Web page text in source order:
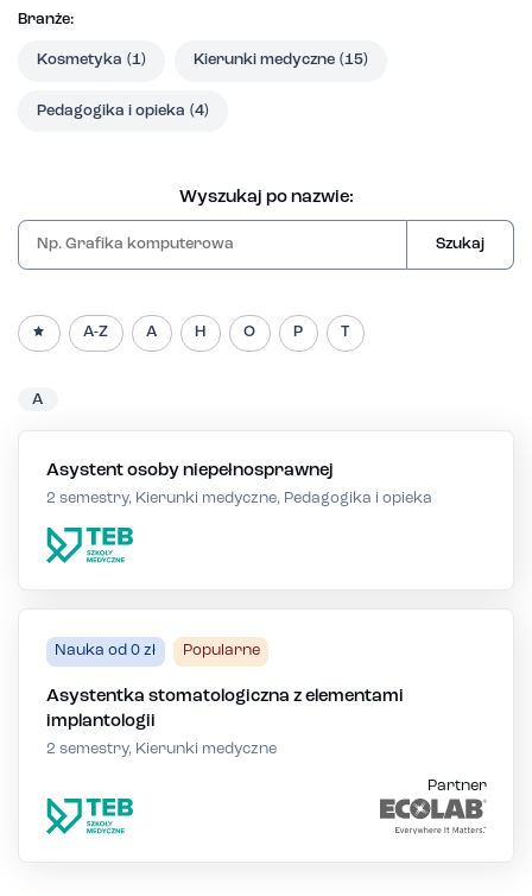
Branże:
Kosmetyka (1) Kierunki medyczne (15)
Pedagogika i opieka (4)
Wyszukaj po nazwie:
Szukaj
A
Asystent osoby niepełnosprawnej
2 semestry, Kierunki medyczne, Pedagogika i opieka
Nauka od 0 zł Popularne
Asystentka stomatologiczna z elementami
implantologii
2 semestry, Kierunki medyczne
Partner
A-Z A H O P T